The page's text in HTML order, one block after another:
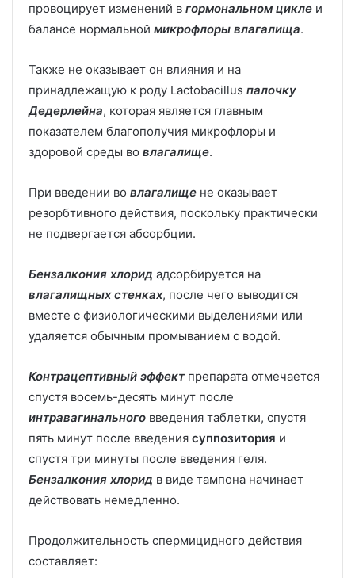
провоцирует изменений в гормональном цикле и
балансе нормальной микрофлоры влагалища.
Также не оказывает он влияния и на
принадлежащую к роду Lactobacillus палочку
Дедерлейна, которая является главным
показателем благополучия микрофлоры и
здоровой среды во влагалище.
При введении во влагалище не оказывает
резорбтивного действия, поскольку практически
не подвергается абсорбции.
Бензалкония хлорид адсорбируется на
влагалищных стенках, после чего выводится
вместе с физиологическими выделениями или
удаляется обычным промыванием с водой.
Контрацептивный эффектпрепарата отмечается
спустя восемь-десять минут после
интравагинального введения таблетки, спустя
пять минут после введения суппозитория и
спустя три минуты после введения геля.
Бензалкония хлорид в виде тампона начинает
действовать немедленно.
Продолжительность спермицидного действия
составляет: